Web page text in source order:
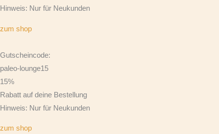
Hinweis: Nur für Neukunden
zum shop
Gutscheincode:
paleo-lounge15
15%
Rabatt auf deine Bestellung
Hinweis: Nur für Neukunden
zum shop